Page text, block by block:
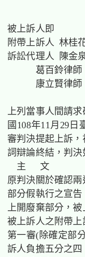
被上訴人即
附帶上訴人 林桂
訴訟代理人 陳金
葛百鈴律師
康立賢律師
上列當事人間請
國108年11月29
審判決提起上訴
詞辯論終結，判決
主 文
原判決關於確認
部分假執行之宣
上開廢棄部分，
被上訴人之附帶上
第一審(除確定部
訴人負擔五分之